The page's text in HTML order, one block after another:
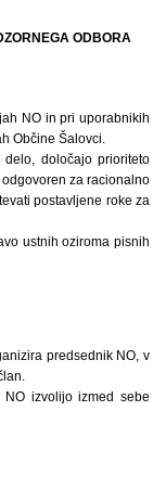
ODBORA
NO in pri uporabnikih
Občine Šalovci.
določajo prioriteto
za racionalno
postavljene roke za
ustnih oziroma pisnih
predsednik NO, v
izvolijo izmed sebe